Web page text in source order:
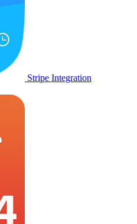
Stripe Integration